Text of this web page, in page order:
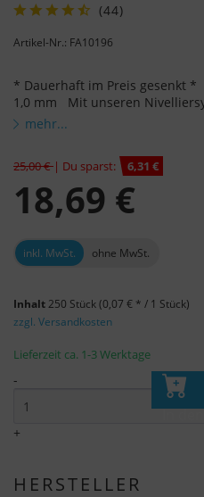
(44)
Artikel-Nr.: FA10196
* Dauerhaft im Preis gesenkt
1,0 mm Mit unseren
mehr...
25,00 € | Du sparst: 6,31 €
18,69 €
inkl. MwSt. ohne MwSt.
Inhalt250 Stück(0,07 € * / 1 Stück)
zzgl. Versandkosten
Lieferzeit ca. 1-3 Werktage
-
+
In
HERSTELLER